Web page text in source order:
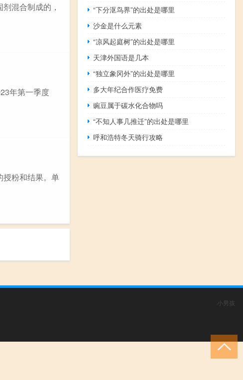
混合制成的，
年第一季度
授粉和结果。单
“下分沤鸟界”的出处是哪里
沙金是什么元素
“凉风起庭树”的出处是哪里
天津外国语是几本
“独立象冈外”的出处是哪里
多大年纪合作医疗免费
豌豆属于碳水化合物吗
“不知人事几推迁”的出处是哪里
呼和浩特冬天骑行攻略
小男孩